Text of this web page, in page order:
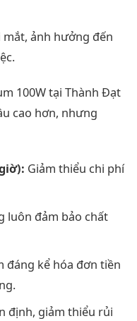
mắt, ảnh hưởng đến
100W tại Thành Đạt
cao hơn, nhưng
Giảm thiểu chi phí
luôn đảm bảo chất
đáng kể hóa đơn tiền
định, giảm thiểu rủi